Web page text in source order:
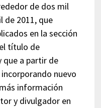
de dos mil
de 2011, que
en la sección
título de
que a partir de
nuevo
información
y divulgador en